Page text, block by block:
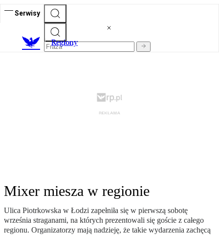
Serwisy
Regiony
Mixer miesza w regionie
Ulica Piotrkowska w Łodzi zapełniła się w pierwszą sobotę
września straganami, na których prezentowali się goście z całego
regionu. Organizatorzy mają nadzieję, że takie wydarzenia zachęcą